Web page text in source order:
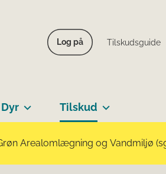
Log på Tilskudsguide
Dyr Tilskud
Arealomlægning og Vandmiljø